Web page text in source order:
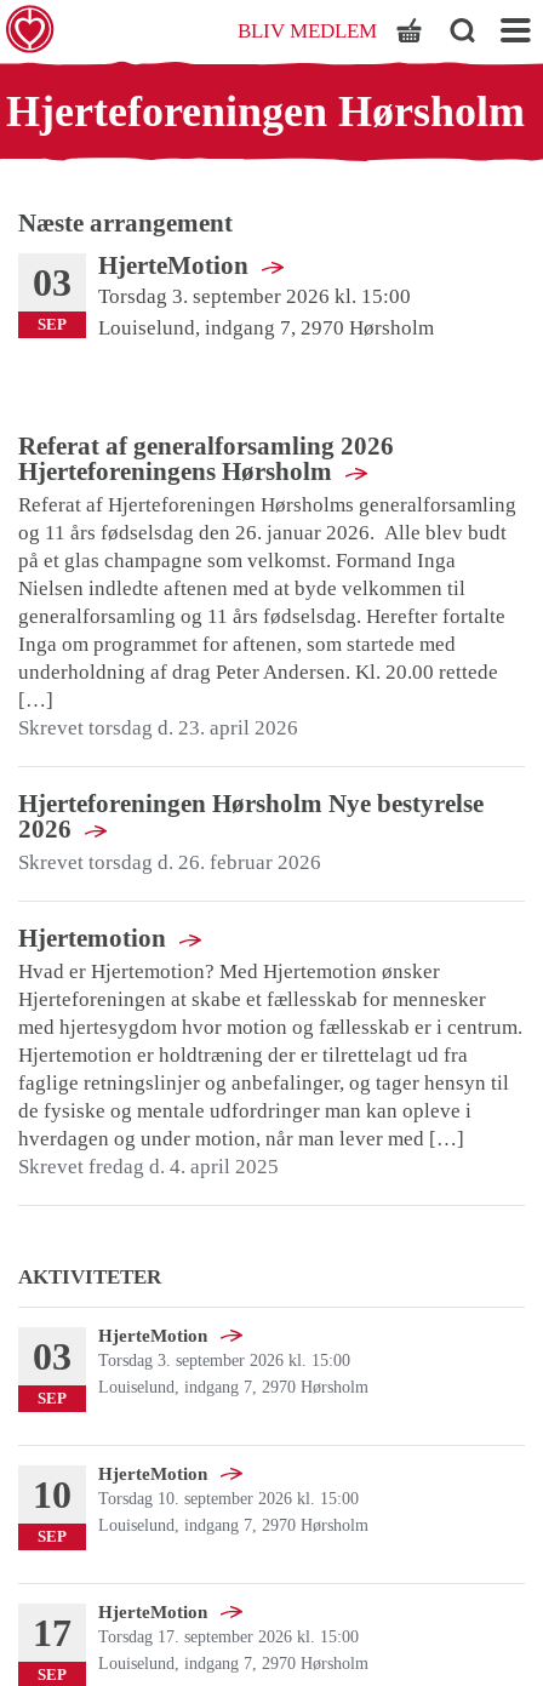
BLIV MEDLEM
Hjerteforeningen Hørsholm
Næste arrangement
03
SEP
HjerteMotion
Torsdag 3. september 2026 kl. 15:00
Louiselund, indgang 7, 2970 Hørsholm
Referat af generalforsamling 2026
Hjerteforeningens Hørsholm
Referat af Hjerteforeningen Hørsholms generalforsamling
og 11 års fødselsdag den 26. januar 2026. Alle blev budt
på et glas champagne som velkomst. Formand Inga
Nielsen indledte aftenen med at byde velkommen til
generalforsamling og 11 års fødselsdag. Herefter fortalte
Inga om programmet for aftenen, som startede med
underholdning af drag Peter Andersen. Kl. 20.00 rettede
[…]
Skrevet torsdag d. 23. april 2026
Hjerteforeningen Hørsholm Nye bestyrelse
2026
Skrevet torsdag d. 26. februar 2026
Hjertemotion
Hvad er Hjertemotion? Med Hjertemotion ønsker
Hjerteforeningen at skabe et fællesskab for mennesker
med hjertesygdom hvor motion og fællesskab er i centrum.
Hjertemotion er holdtræning der er tilrettelagt ud fra
faglige retningslinjer og anbefalinger, og tager hensyn til
de fysiske og mentale udfordringer man kan opleve i
hverdagen og under motion, når man lever med […]
Skrevet fredag d. 4. april 2025
AKTIVITETER
03
SEP
HjerteMotion
Torsdag 3. september 2026 kl. 15:00
Louiselund, indgang 7, 2970 Hørsholm
10
SEP
HjerteMotion
Torsdag 10. september 2026 kl. 15:00
Louiselund, indgang 7, 2970 Hørsholm
17
SEP
HjerteMotion
Torsdag 17. september 2026 kl. 15:00
Louiselund, indgang 7, 2970 Hørsholm